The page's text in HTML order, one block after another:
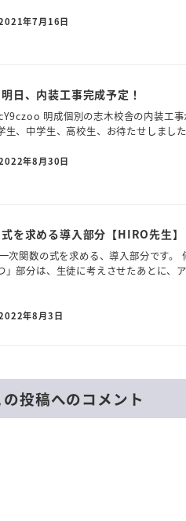
年7月16日
日、内装工事完成予定！
明成個別の志木校舎の内装工事
生、中学生、高校生、お待たせしま
年8月30日
を求める導入部分【HIRO先生】
次関数の式を求める、導入部分です。
」部分は、生徒に考えさせたあとに、
年8月3日
の投稿へのコメント